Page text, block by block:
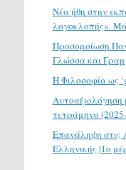
Νέα ήθη στην
λογοκλοπής».
Προσομοίωση
Γλώσσα και
H Φιλοσοφία ως
Αυτοαξιολόγηση
τετράμηνο
Επανάληψη στις
Ελληνικής |1ο